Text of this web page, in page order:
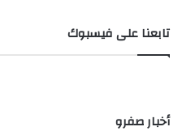
تابعنا على فيسبوك
أخبار صفرو